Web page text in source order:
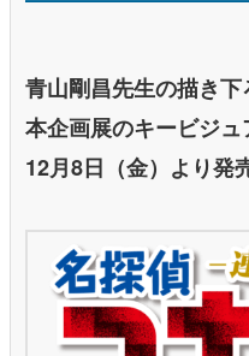
青山剛昌先生の描き下
本企画展のキービジ
12月8日（金）より発